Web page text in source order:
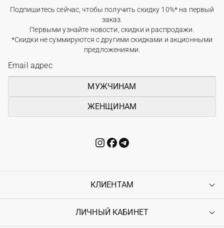
Подпишитесь сейчас, чтобы получить скидку 10%* на первый
заказ.
Первыми узнайте новости, скидки и распродажи.
*Скидки не суммируются с другими скидками и акционными
предложениями.
МУЖЧИНАМ
ЖЕНЩИНАМ
КЛИЕНТАМ
Контакты
ЛИЧНЫЙ КАБИНЕТ